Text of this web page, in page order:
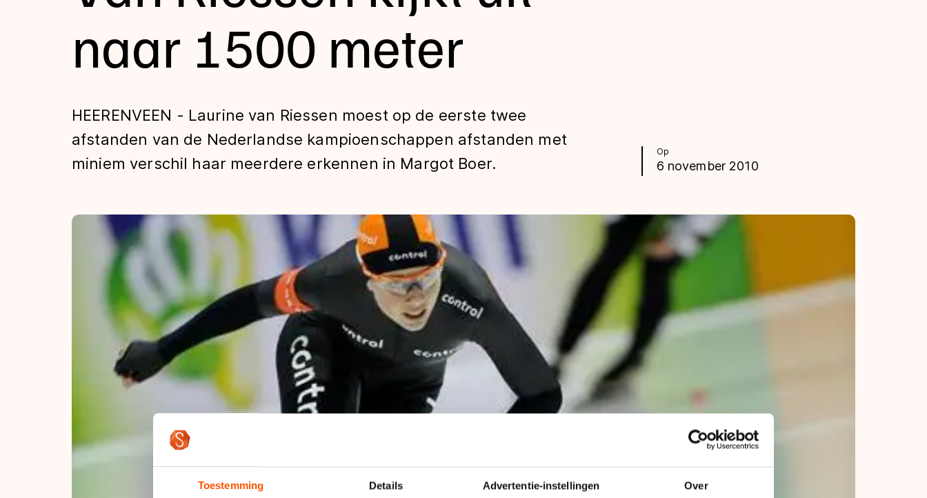
Toestemming Details Advertentie-instellingen Over
Uitslagen
Tijden & historie
De weg op
Schaatsfans
Olympische Spelen
Op
6 november 2010
naar 1500 meter
HEERENVEEN - Laurine van Riessen moest op de eerste twee
afstanden van de Nederlandse kampioenschappen afstanden met
miniem verschil haar meerdere erkennen in Margot Boer.